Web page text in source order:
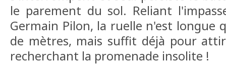
le parement du sol. Reliant
Germain Pilon, la ruelle n'est longue
de mètres, mais suffit déjà pour
recherchant la promenade insolite !